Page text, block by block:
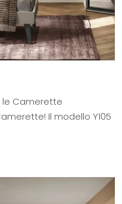
Camerette
Il modello Y105